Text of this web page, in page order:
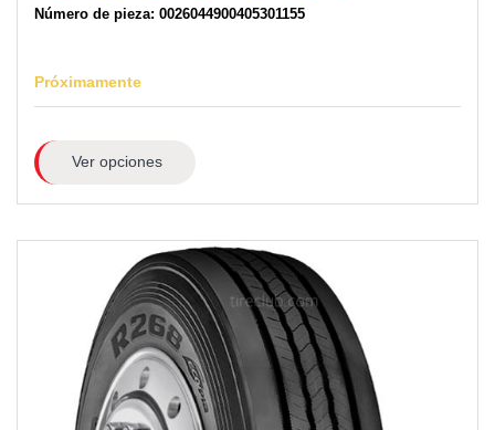
Número de pieza: 0026044900405301155
Próximamente
Ver opciones